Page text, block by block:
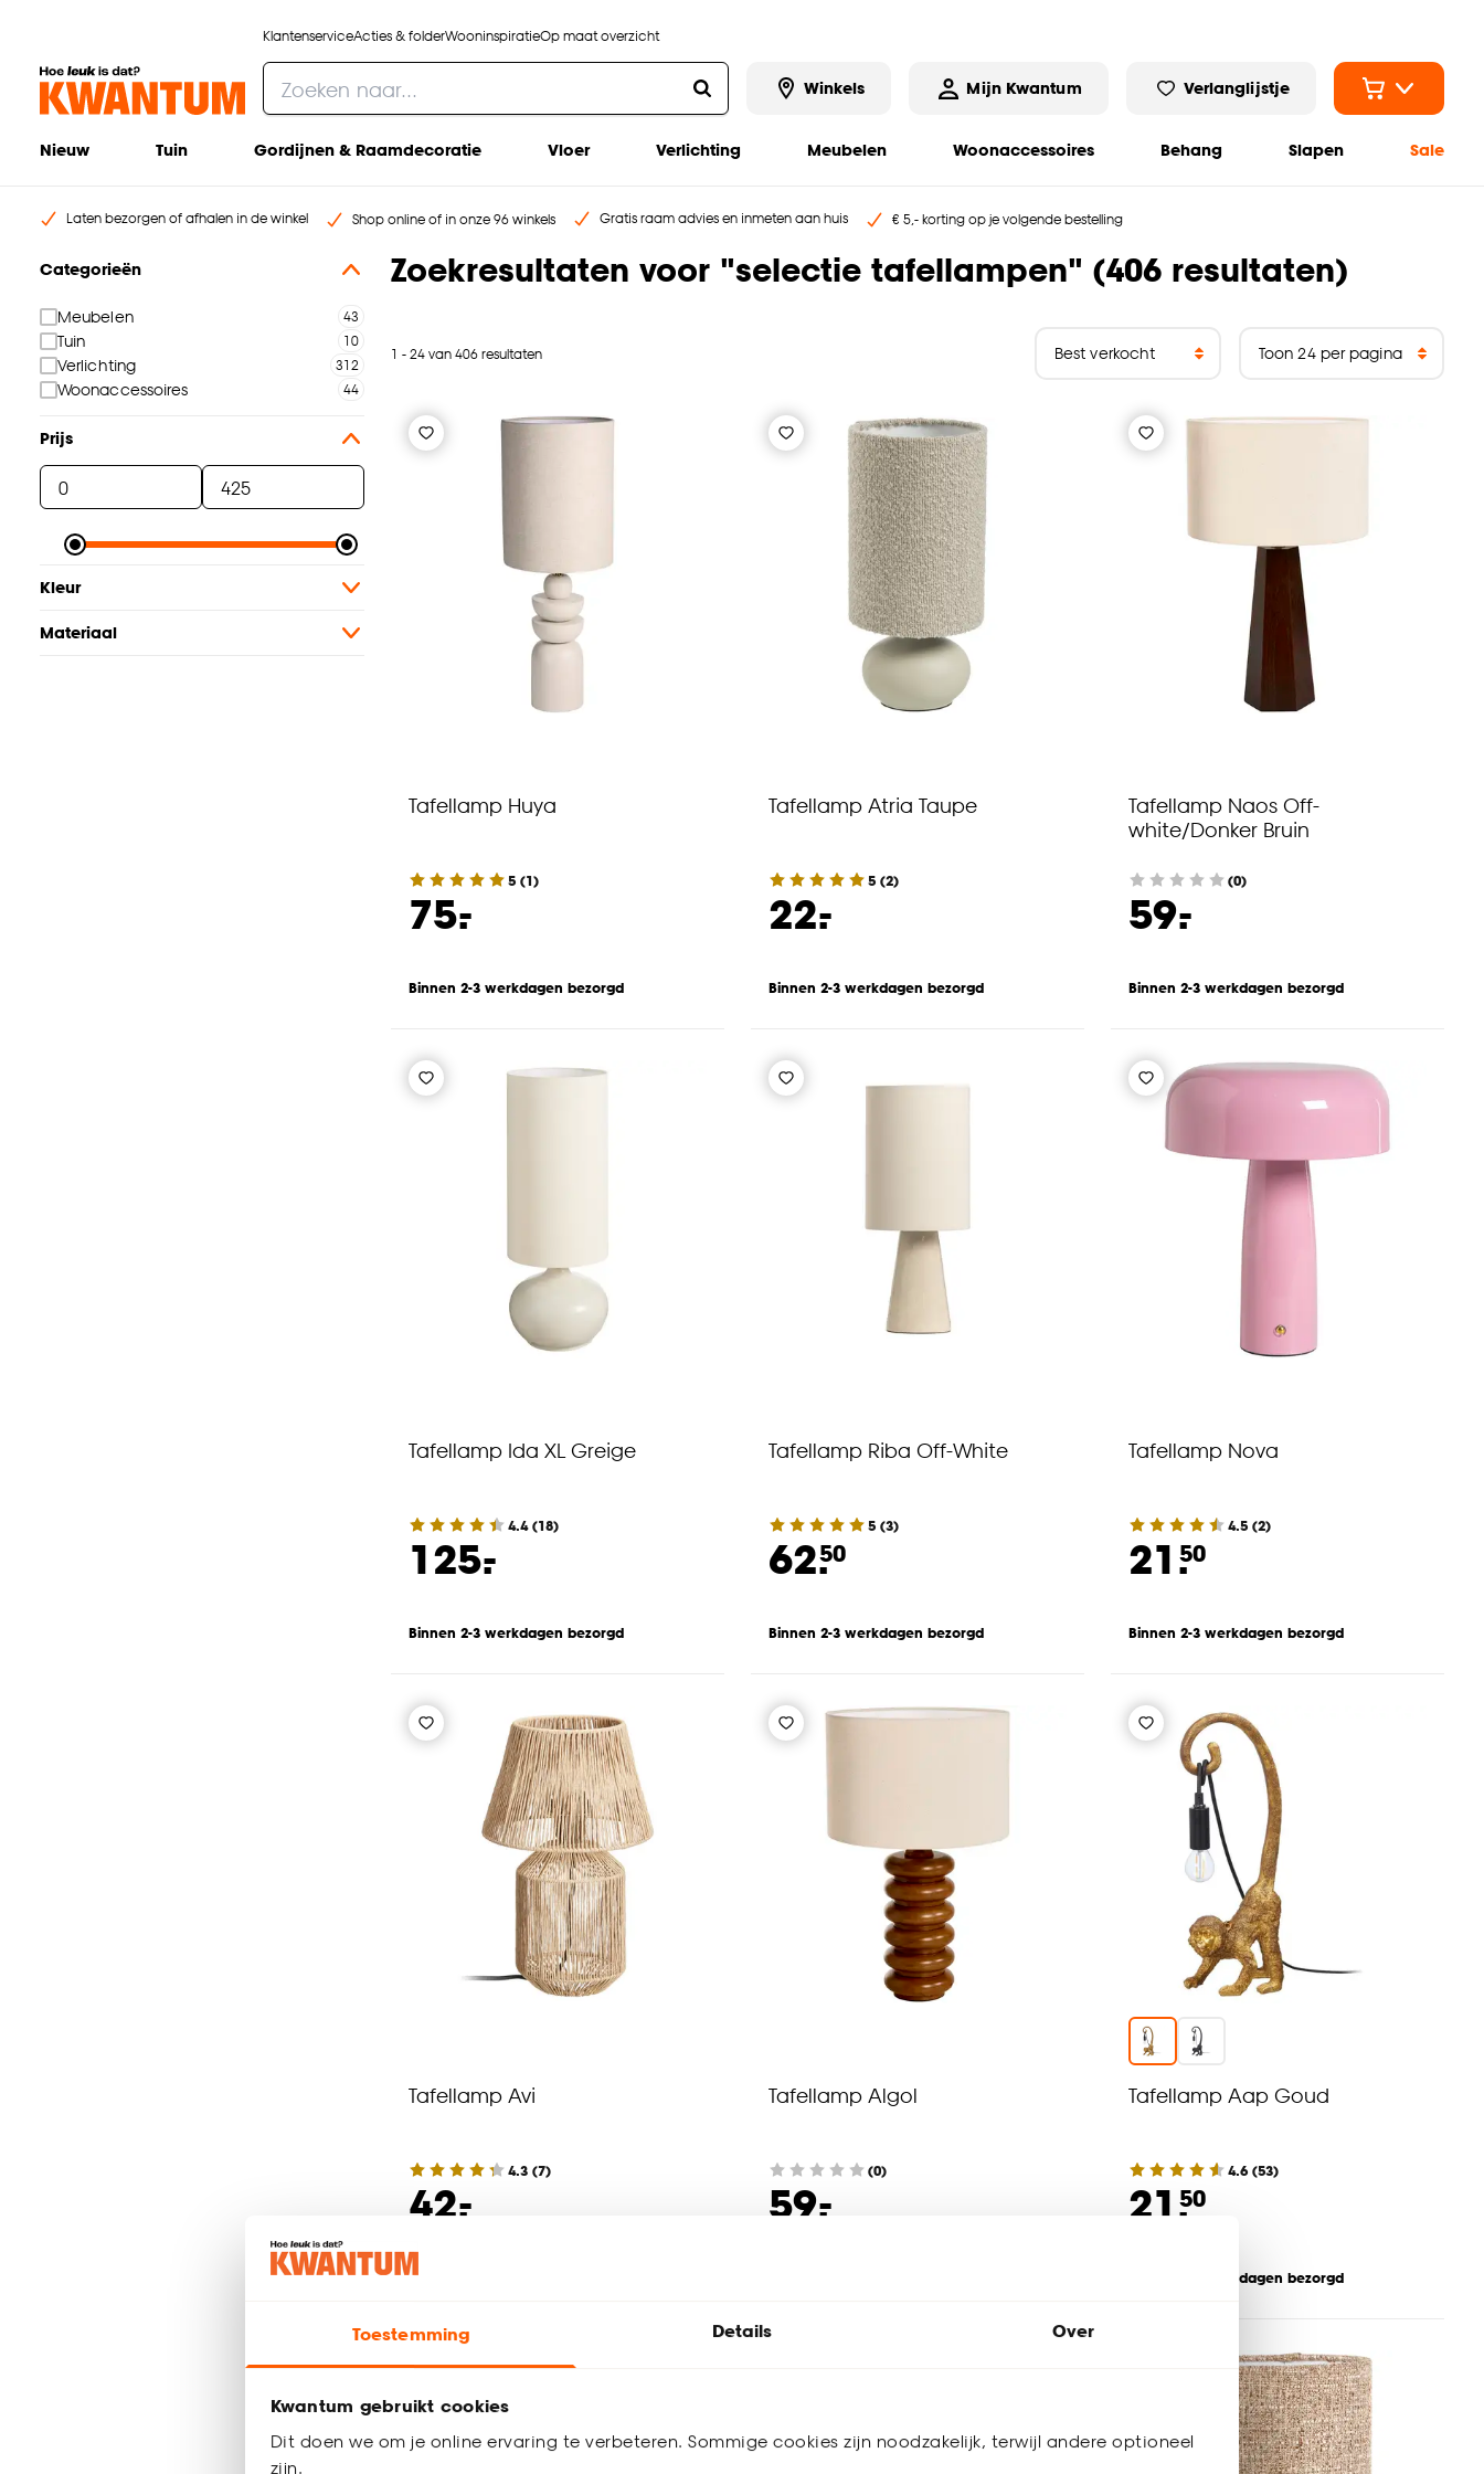
Toestemming Details Over
Kwantum gebruikt cookies
Dit doen we om je online ervaring te verbeteren. Sommige cookies zijn noodzakelijk, terwijl andere optioneel
zijn.
KlantenserviceActies & folderWooninspiratieOp maat overzicht
Winkels Mijn Kwantum Verlanglijstje
Nieuw Tuin Gordijnen & Raamdecoratie Vloer Verlichting Meubelen Woonaccessoires Behang Slapen Sale
Laten bezorgen of afhalen in de winkel Shop online of in onze 96 winkels Gratis raam advies en inmeten aan huis € 5,- korting op je volgende bestelling
Categorieën
Meubelen
Tuin
Verlichting
Woonaccessoires
Prijs
Kleur
Materiaal
Zoekresultaten voor "selectie tafellampen" (406 resultaten)
1 - 24 van 406 resultaten
Tafellamp Huya
5 (1)
75.
-
Binnen 2-3 werkdagen bezorgd
Tafellamp Atria Taupe
5 (2)
22.
-
Binnen 2-3 werkdagen bezorgd
Tafellamp Naos Off-
white/Donker Bruin
(0)
59.
-
Binnen 2-3 werkdagen bezorgd
Tafellamp Ida XL Greige
4.4(18)
125.
-
Binnen 2-3 werkdagen bezorgd
Tafellamp Riba Off-White
5 (3)
62.50
Binnen 2-3 werkdagen bezorgd
Tafellamp Nova
4.5 (2)
21.50
Binnen 2-3 werkdagen bezorgd
Tafellamp Avi
4.3 (7)
42.
-
Binnen 2-3 werkdagen bezorgd
Tafellamp Algol
(0)
59.
-
Tafellamp Aap Goud
4.6 (53)
21.50
Binnen 2-3 werkdagen bezorgd